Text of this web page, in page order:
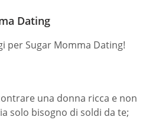
Dating
per Sugar Momma Dating!
una donna ricca e non
solo bisogno di soldi da te;